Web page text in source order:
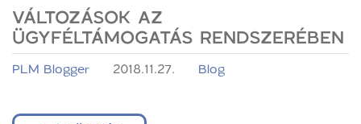
VÁLTOZÁSOK AZ
ÜGYFÉLTÁMOGATÁS RENDSZERÉBEN
PLM Blogger 2018.11.27. Blog